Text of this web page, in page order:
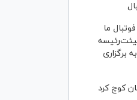
ما
برگزاری
کوچ کرد